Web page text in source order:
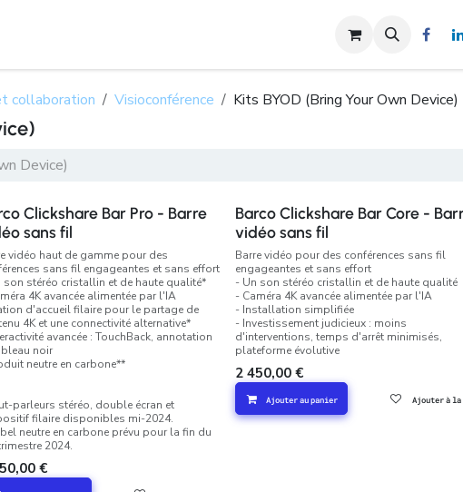
Rendez-vous
collaboration Visioconférence Kits BYOD (Bring Your Own Device)
Clickshare Bar Pro - Barre
sans fil
vidéo haut de gamme pour des
sans fil engageantes et sans effort
son stéréo cristallin et de haute qualité*
4K avancée alimentée par l'IA
d'accueil filaire pour le partage de
4K et une connectivité alternative*
avancée : TouchBack, annotation
noir
neutre en carbone**
parleurs stéréo, double écran et
filaire disponibles mi-2024.
neutre en carbone prévu pour la fin du
2024.
€
Barco Clickshare Bar Core -
vidéo sans fil
Barre vidéo pour des conférences sans fil
engageantes et sans effort
- Un son stéréo cristallin et de haute qualité
- Caméra 4K avancée alimentée par l'IA
- Installation simplifiée
- Investissement judicieux : moins
d'interventions, temps d'arrêt minimisés,
plateforme évolutive
2 450,00€
Ajouter au panier Ajouter à